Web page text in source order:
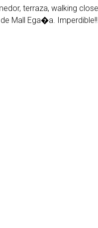
terraza, walking
Mall Ega�a. Imperdible!!